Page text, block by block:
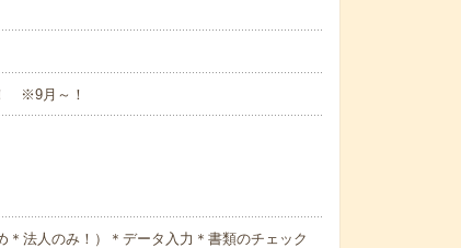
※9月～！
＊法人のみ！）＊データ入力＊書類のチェック